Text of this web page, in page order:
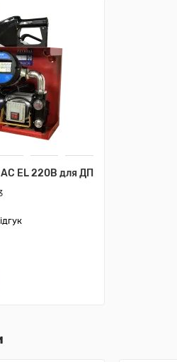
EL 220В для ДП